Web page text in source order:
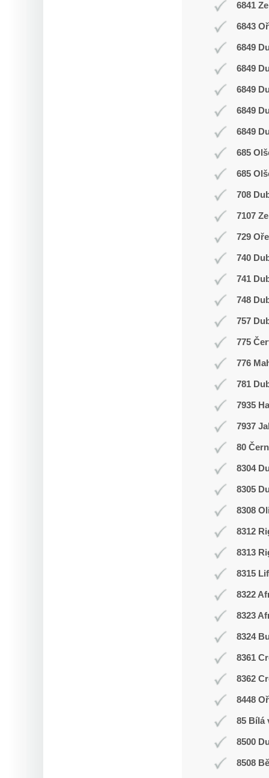
6841
6843
6849
6849
6849
6849
6849
685
685
708
7107
729
740
741
748
757
775
776
781
7935
7937
80
8304
8305
8308
8312
8313
8315
8322
8323
8324
8361
8362
8448
85 Bílá
8500
8508